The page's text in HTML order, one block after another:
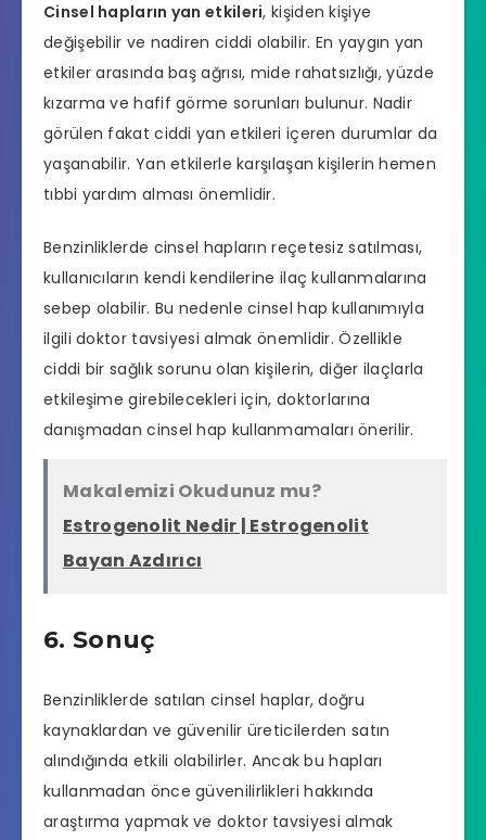
Cinsel hapların yan etkileri, kişiden kişiye
değişebilir ve nadiren ciddi olabilir. En yaygın yan
etkiler arasında baş ağrısı, mide rahatsızlığı, yüzde
kızarma ve hafif görme sorunları bulunur. Nadir
görülen fakat ciddi yan etkileri içeren durumlar da
yaşanabilir. Yan etkilerle karşılaşan kişilerin hemen
tıbbi yardım alması önemlidir.
Benzinliklerde cinsel hapların reçetesiz satılması,
kullanıcıların kendi kendilerine ilaç kullanmalarına
sebep olabilir. Bu nedenle cinsel hap kullanımıyla
ilgili doktor tavsiyesi almak önemlidir. Özellikle
ciddi bir sağlık sorunu olan kişilerin, diğer ilaçlarla
etkileşime girebilecekleri için, doktorlarına
danışmadan cinsel hap kullanmamaları önerilir.
Makalemizi Okudunuz mu?
Estrogenolit Nedir | Estrogenolit
Bayan Azdırıcı
6. Sonuç
Benzinliklerde satılan cinsel haplar, doğru
kaynaklardan ve güvenilir üreticilerden satın
alındığında etkili olabilirler. Ancak bu hapları
kullanmadan önce güvenilirlikleri hakkında
araştırma yapmak ve doktor tavsiyesi almak